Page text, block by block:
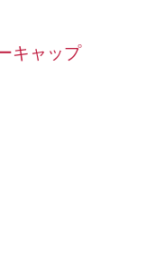
キャップ